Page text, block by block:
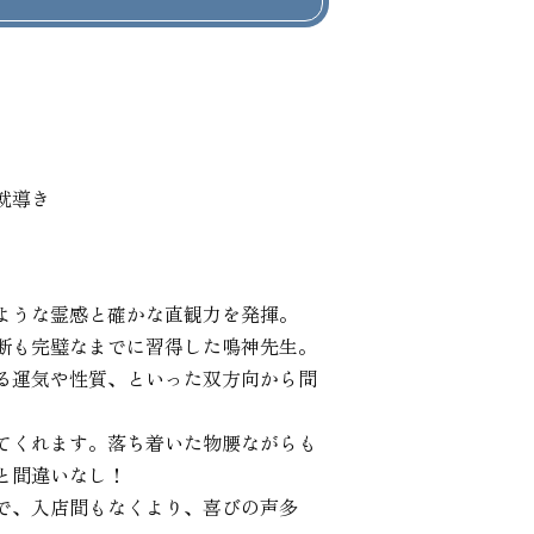
導き
な霊感と確かな直観力を発揮。
完璧なまでに習得した鳴神先生。
気や性質、といった双方向から問
れます。落ち着いた物腰ながらも
違いなし！
、入店間もなくより、喜びの声多